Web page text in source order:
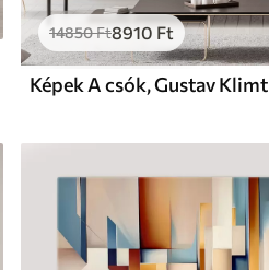
14850Ft8910 Ft
Képek A csók, Gustav Klimt